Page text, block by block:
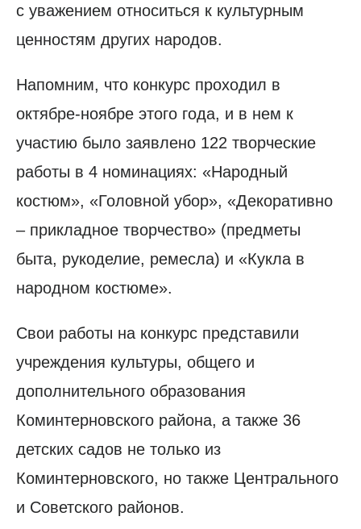
с уважением относиться к культурным
ценностям других народов.
Напомним, что конкурс проходил в
октябре-ноябре этого года, и в нем к
участию было заявлено 122 творческие
работы в 4 номинациях: «Народный
костюм», «Головной убор», «Декоративно
– прикладное творчество» (предметы
быта, рукоделие, ремесла) и «Кукла в
народном костюме».
Свои работы на конкурс представили
учреждения культуры, общего и
дополнительного образования
Коминтерновского района, а также 36
детских садов не только из
Коминтерновского, но также Центрального
и Советского районов.